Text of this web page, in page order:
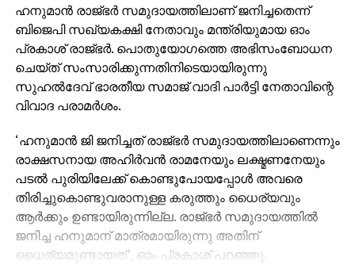
ഹനുമാന്‍ രാജ്ഭര്‍ സമുദായത്തിലാണ് ജനിച്ചതെന്ന്
ബിജെപി സഖ്യകക്ഷി നേതാവും മന്ത്രിയുമായ ഓം
പ്രകാശ് രാജ്ഭര്‍. പൊതുയോഗത്തെ അഭിസംബോധന
ചെയ്ത് സംസാരിക്കുന്നതിനിടെയായിരുന്നു
സുഹല്‍ദേവ് ഭാരതീയ സമാജ് വാദി പാര്‍ട്ടി നേതാവിന്റെ
വിവാദ പരാമര്‍ശം.
‘ഹനുമാന്‍ ജി ജനിച്ചത് രാജ്ഭര്‍ സമുദായത്തിലാണെന്നും
രാക്ഷസനായ അഹിര്‍വന്‍ രാമനേയും ലക്ഷ്മണനേയും
പടല്‍ പുരിയിലേക്ക് കൊണ്ടുപോയപ്പോള്‍ അവരെ
തിരിച്ചുകൊണ്ടുവരാനുള്ള കരുത്തും ധൈര്യവും
ആര്‍ക്കും ഉണ്ടായിരുന്നില്ല. രാജ്ഭര്‍ സമുദായത്തില്‍
ജനിച്ച ഹനുമാന് മാത്രമായിരുന്നു അതിന്
ധൈര്യമുണ്ടായത്’, ഓം പ്രകാശ് പറഞ്ഞു.